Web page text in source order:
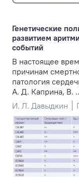
Генетические
развитием
событий
В настоящее
причинам
патология
А. Д. Каприна, В.
И. Л. Давыдкин